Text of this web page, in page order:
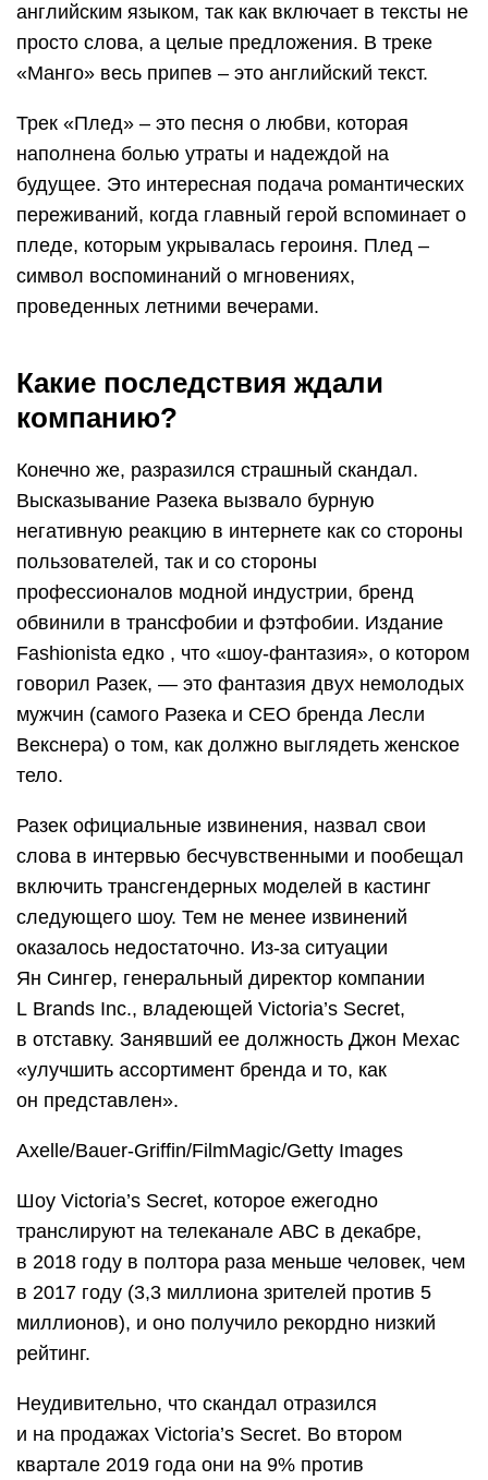
английским языком, так как включает в тексты не
просто слова, а целые предложения. В треке
«Манго» весь припев – это английский текст.
Трек «Плед» – это песня о любви, которая
наполнена болью утраты и надеждой на
будущее. Это интересная подача романтических
переживаний, когда главный герой вспоминает о
пледе, которым укрывалась героиня. Плед –
символ воспоминаний о мгновениях,
проведенных летними вечерами.
Какие последствия ждали
компанию?
Конечно же, разразился страшный скандал.
Высказывание Разека вызвало бурную
негативную реакцию в интернете как со стороны
пользователей, так и со стороны
профессионалов модной индустрии, бренд
обвинили в трансфобии и фэтфобии. Издание
Fashionista едко , что «шоу-фантазия», о котором
говорил Разек, — это фантазия двух немолодых
мужчин (самого Разека и CEO бренда Лесли
Векснера) о том, как должно выглядеть женское
тело.
Разек официальные извинения, назвал свои
слова в интервью бесчувственными и пообещал
включить трансгендерных моделей в кастинг
следующего шоу. Тем не менее извинений
оказалось недостаточно. Из-за ситуации
Ян Сингер, генеральный директор компании
L Brands Inc., владеющей Victoria’s Secret,
в отставку. Занявший ее должность Джон Мехас
«улучшить ассортимент бренда и то, как
он представлен».
Axelle/Bauer-Griffin/FilmMagic/Getty Images
Шоу Victoria’s Secret, которое ежегодно
транслируют на телеканале ABC в декабре,
в 2018 году в полтора раза меньше человек, чем
в 2017 году (3,3 миллиона зрителей против 5
миллионов), и оно получило рекордно низкий
рейтинг.
Неудивительно, что скандал отразился
и на продажах Victoria’s Secret. Во втором
квартале 2019 года они на 9% против